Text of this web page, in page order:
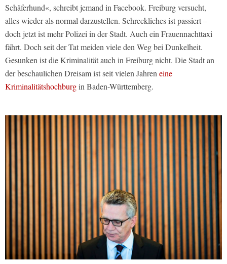
Schäferhund«, schreibt jemand in Facebook. Freiburg versucht,
alles wieder als normal darzustellen. Schreckliches ist passiert –
doch jetzt ist mehr Polizei in der Stadt. Auch ein Frauennachttaxi
fährt. Doch seit der Tat meiden viele den Weg bei Dunkelheit.
Gesunken ist die Kriminalität auch in Freiburg nicht. Die Stadt an
der beschaulichen Dreisam ist seit vielen Jahren eine
Kriminalitätshochburgin Baden-Württemberg.